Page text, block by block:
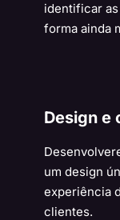
identificar
forma ainda
Design e
um design
experiência
clientes.